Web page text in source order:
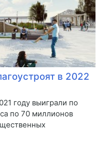
в 2022
году выиграли по
по 70 миллионов